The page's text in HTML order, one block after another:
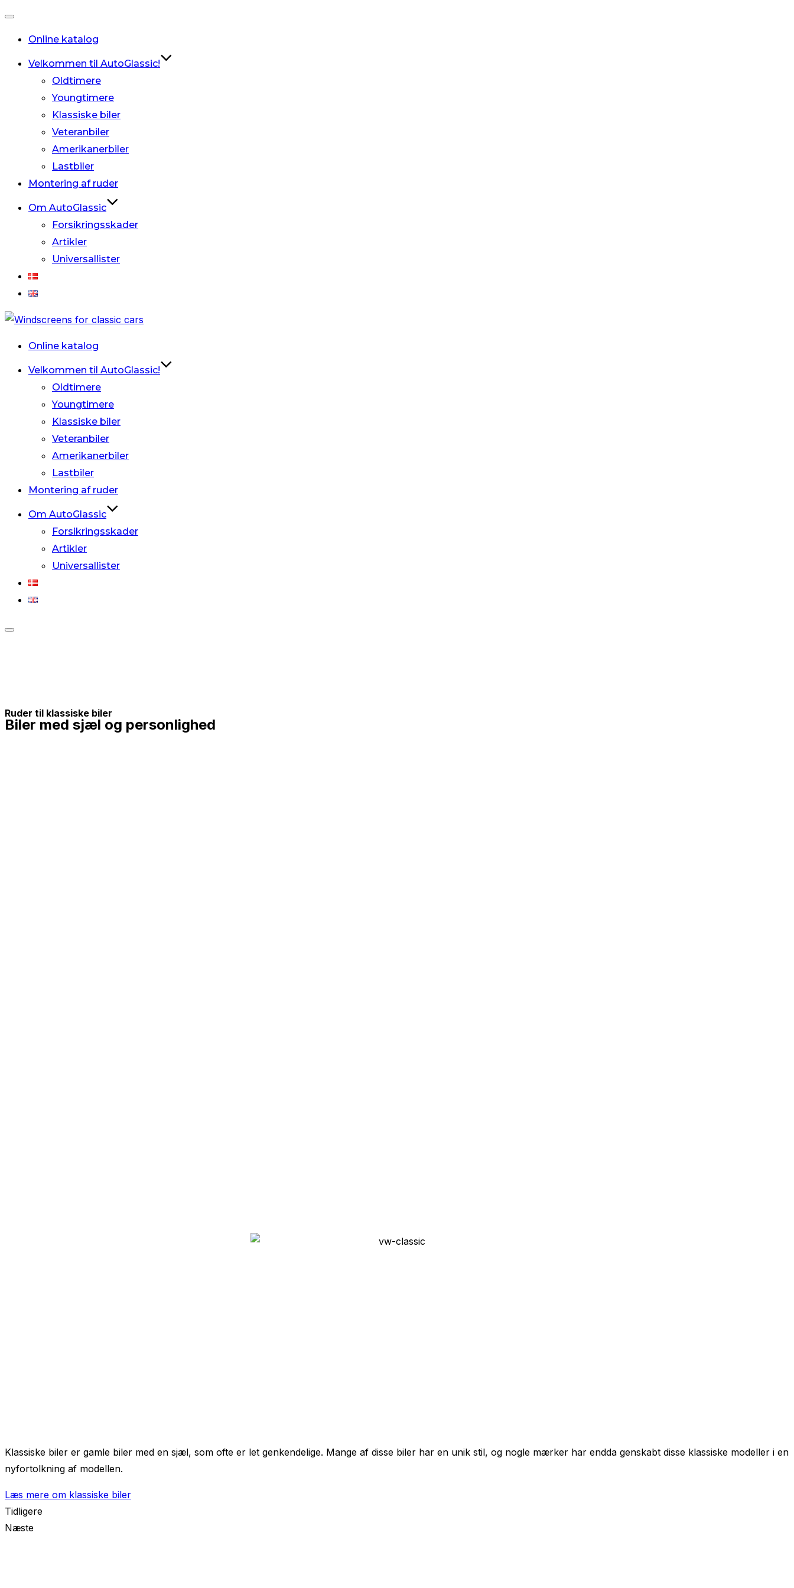
navigation
til/fra
Online katalog
Velkommen til AutoGlassic!
Oldtimere
Youngtimere
Klassiske biler
Veteranbiler
Amerikanerbiler
Lastbiler
Montering af ruder
Om AutoGlassic
Forsikringsskader
Artikler
Universallister
Videre
indhold
Online katalog
Velkommen til AutoGlassic!
Oldtimere
Youngtimere
Klassiske biler
Veteranbiler
Amerikanerbiler
Lastbiler
Montering af ruder
Om AutoGlassic
Forsikringsskader
Artikler
Universallister
Ruder til klassiske biler
Biler med sjæl og personlighed
Klassiske biler er gamle biler med en sjæl, som ofte er let genkendelige. Mange af disse biler har en unik stil, og nogle mærker har endda genskabt disse klassiske modeller i en
nyfortolkning af modellen.
Læs mere om klassiske biler
Tidligere
Næste